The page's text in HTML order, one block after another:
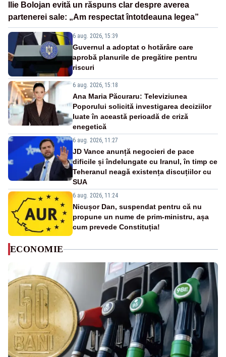
Ilie Bolojan evită un răspuns clar despre averea
partenerei sale: „Am respectat întotdeauna legea”
6 aug. 2026, 15:39
Guvernul a adoptat o hotărâre care
aprobă planurile de pregătire pentru
riscuri
6 aug. 2026, 15:18
Ana Maria Păcuraru: Televiziunea
Poporului solicită investigarea deciziilor
luate în această perioadă de criză
enegetică
6 aug. 2026, 11:27
JD Vance anunță negocieri de pace
dificile și îndelungate cu Iranul, în timp ce
Teheranul neagă existența discuțiilor cu
SUA
6 aug. 2026, 11:24
Nicușor Dan, suspendat pentru că nu
propune un nume de prim-ministru, așa
cum prevede Constituția!
ECONOMIE